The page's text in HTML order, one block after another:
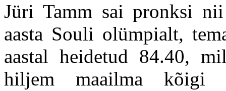
Jüri Tamm sai pronksi
aasta Souli olümpialt,
aastal heidetud 84.40,
hiljem maailma kõigi